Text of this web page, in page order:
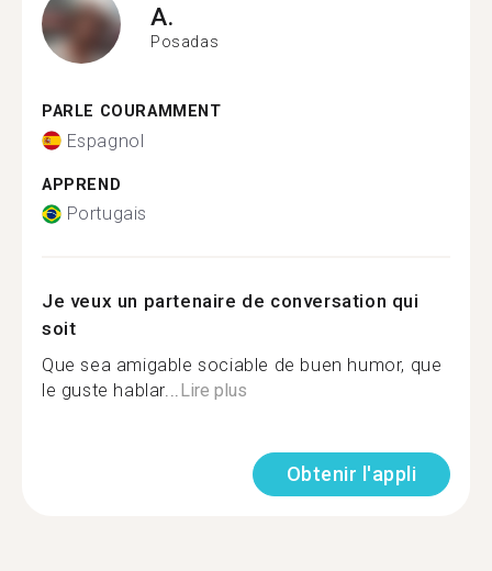
A.
Posadas
PARLE COURAMMENT
Espagnol
APPREND
Portugais
Je veux un partenaire de conversation qui
soit
Que sea amigable sociable de buen humor, que
le guste hablar...Lire plus
Obtenir l'appli